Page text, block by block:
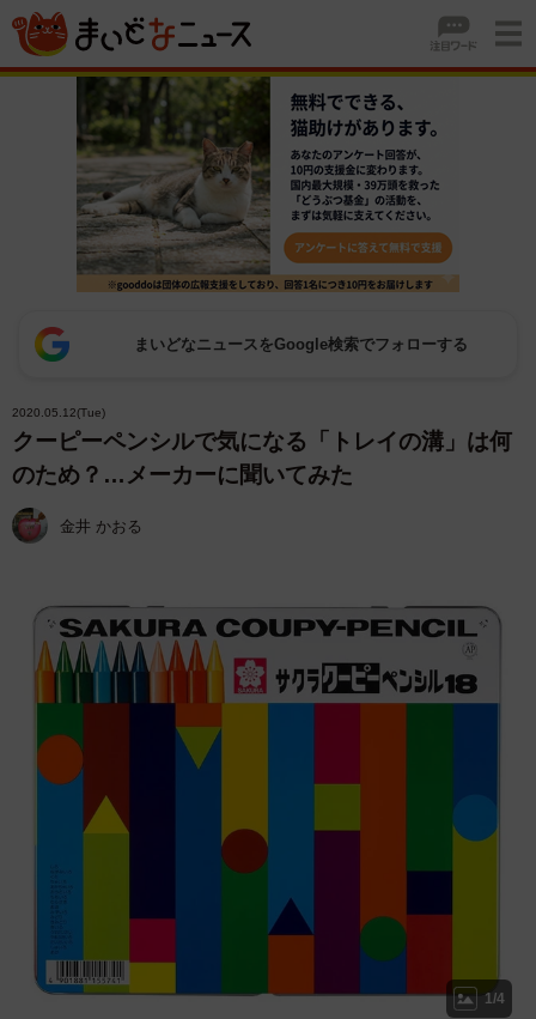
まいどなニュースをGoogle検索でフォローする
2020.05.12(Tue)
クーピーペンシルで気になる「トレイの溝」は何
のため？…メーカーに聞いてみた
金井 かおる
1/4